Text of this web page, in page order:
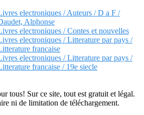
electroniques / Auteurs / D a F /
Alphonse
electroniques / Contes et nouvelles
electroniques / Litterature par pays /
francaise
electroniques / Litterature par pays /
francaise / 19e siecle
tous! Sur ce site, tout est gratuit et légal.
ni de limitation de téléchargement.